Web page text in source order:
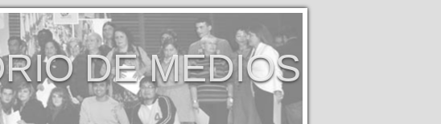
DE MEDIOS